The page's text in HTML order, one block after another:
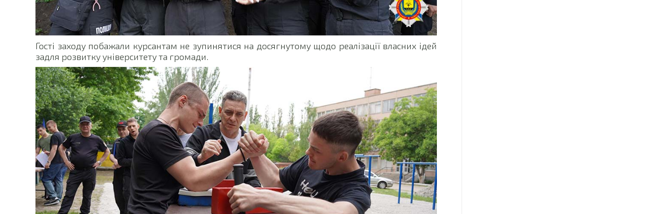
Гості заходу побажали курсантам не зупинятися на досягнутому щодо реалізації власних ідей
задля розвитку університету та громади.